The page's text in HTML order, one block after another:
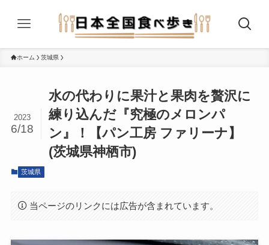
ホーム 茨城県
水の代わりに果汁と果肉を贅沢に
練り込んだ『究極のメロンパ
ン』！【パン工房 ファリーナ】
(茨城県神栖市)
2023
6/18
茨城県
当ページのリンクには広告が含まれています。